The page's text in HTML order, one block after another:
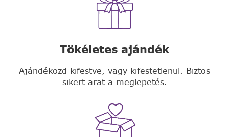
Tökéletes ajándék
Ajándékozd kifestve, vagy kifestetlenül. Biztos
sikert arat a meglepetés.